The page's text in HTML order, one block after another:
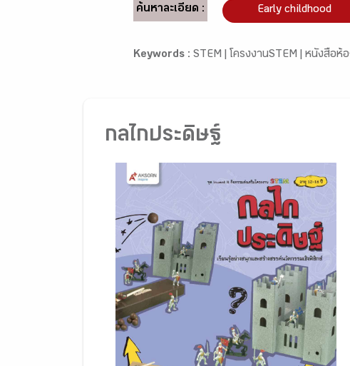
ค้นหาละเอียด : Early childhood
Keywords : STEM | โครงงานSTEM | หนังสือห้อ
กลไกประดิษฐ์